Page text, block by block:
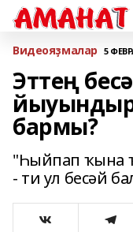
Bидеояҙмалар 5
Эттең
бармы?
"Һыйпап ҡына
- ти ул бесәй